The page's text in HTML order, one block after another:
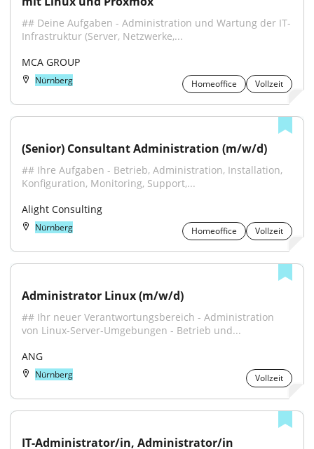
## Deine Aufgaben - Administration und Wartung der IT-
Infrastruktur (Server, Netzwerke,...
MCA GROUP
Nürnberg Homeoffice Vollzeit
(Senior) Consultant Administration (m/w/d)
## Ihre Aufgaben - Betrieb, Administration, Installation,
Konfiguration, Monitoring, Support,...
Alight Consulting
Nürnberg Homeoffice Vollzeit
Administrator Linux (m/w/d)
## Ihr neuer Verantwortungsbereich - Administration
von Linux-Server-Umgebungen - Betrieb und...
ANG
Nürnberg Vollzeit
IT-Administrator/in, Administrator/in